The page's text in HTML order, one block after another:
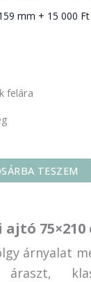
mm + 15 000 Ft
felára
TESZEM
75×210
árnyalat
áraszt,